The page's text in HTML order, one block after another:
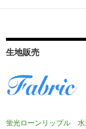
ナ
ゲ
ー
シ
ョ
生地販売
蛍光ローンリップル 水